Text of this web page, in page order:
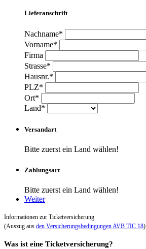
Lieferanschrift
Nachname*
Vorname*
Firma
Strasse*
Hausnr.*
PLZ*
Ort*
Land*
Versandart
Bitte zuerst ein Land wählen!
Zahlungsart
Bitte zuerst ein Land wählen!
Weiter
Informationen zur Ticketversicherung
(Auszug aus den Versicherungsbedingungen AVB TIC 18)
Was ist eine Ticketversicherung?